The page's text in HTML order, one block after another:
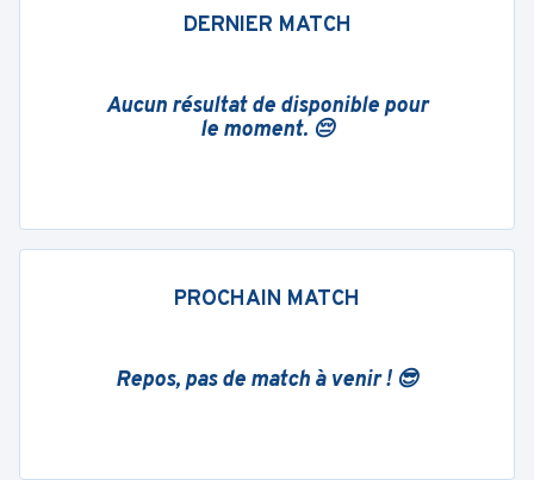
DERNIER MATCH
Aucun résultat de disponible pour
le moment. 😔
PROCHAIN MATCH
Repos, pas de match à venir ! 😎